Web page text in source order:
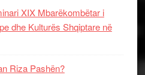
XIX Mbarëkombëtar i
dhe Kulturës Shqiptare në
Riza Pashën?